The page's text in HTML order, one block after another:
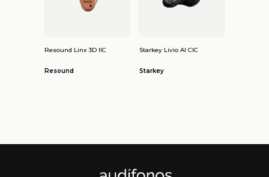
Resound Linx 3D IIC
Resound
Starkey Livio AI CIC
Starkey